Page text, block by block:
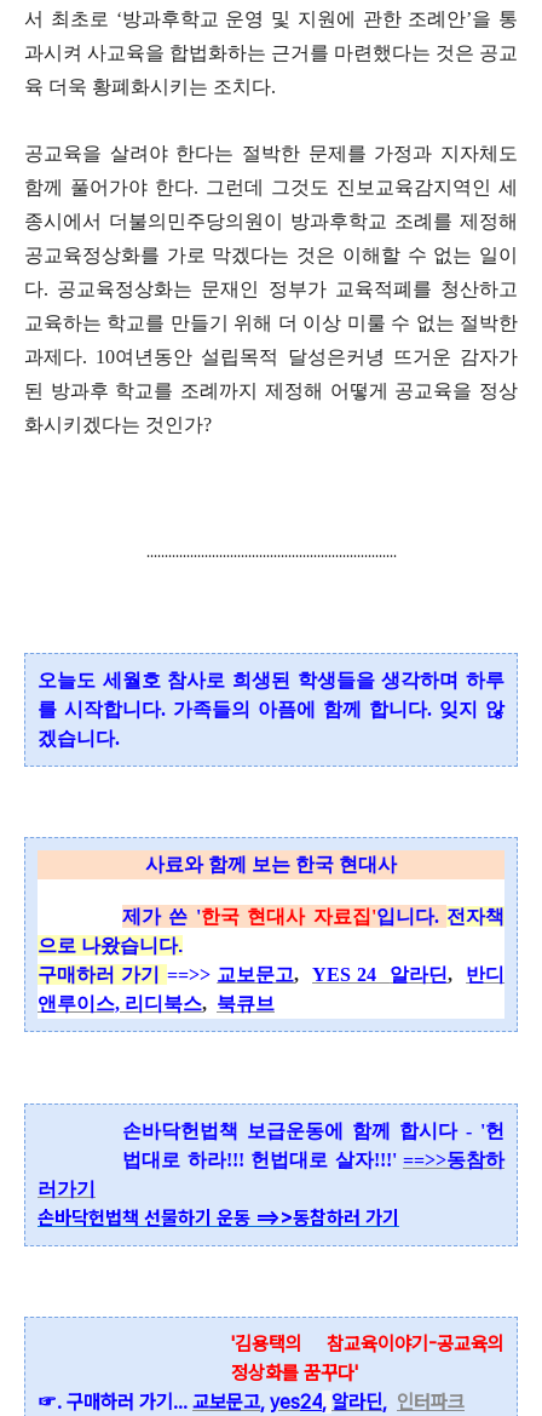
서 최초로 ‘방과후학교 운영 및 지원에 관한 조례안’을 통
과시켜 사교육을 합법화하는 근거를 마련했다는 것은 공교
육 더욱 황폐화시키는 조치다.
공교육을 살려야 한다는 절박한 문제를 가정과 지자체도
함께 풀어가야 한다. 그런데 그것도 진보교육감지역인 세
종시에서 더불의민주당의원이 방과후학교 조례를 제정해
공교육정상화를 가로 막겠다는 것은 이해할 수 없는 일이
다. 공교육정상화는 문재인 정부가 교육적폐를 청산하고
교육하는 학교를 만들기 위해 더 이상 미룰 수 없는 절박한
과제다. 10여년동안 설립목적 달성은커녕 뜨거운 감자가
된 방과후 학교를 조례까지 제정해 어떻게 공교육을 정상
화시키겠다는 것인가?
.....................................................................
오늘도 세월호 참사로 희생된 학생들을 생각하며 하루
를 시작합니다. 가족들의 아픔에 함께 합니다. 잊지 않
겠습니다.
사료와 함께 보는 한국 현대사
제가 쓴 '한국 현대사 자료집'입니다. 전자책
으로 나왔습니다.
구매하러 가기 ==>> 교보문고,YES 24 알라딘, 반디
앤루이스, 리디북스, 북큐브
손바닥헌법책 보급운동에 함께 합시다 - '헌
법대로 하라!!! 헌법대로 살자!!!' ==>>동참하
러가기
손바닥헌법책 선물하기 운동 ==>>동참하러 가기
'김용택의 참교육이야기-공교육의
정상화를 꿈꾸다'
☞. 구매하러 가기... 교보문고, yes24, 알라딘, 인터파크